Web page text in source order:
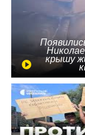
крышу